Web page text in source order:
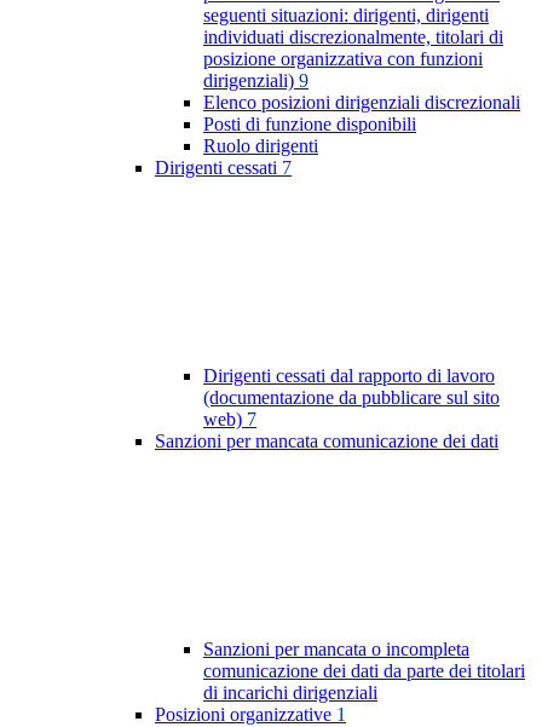
seguenti situazioni: dirigenti, dirigenti
individuati discrezionalmente, titolari di
posizione organizzativa con funzioni
dirigenziali) 9
Elenco posizioni dirigenziali discrezionali
Posti di funzione disponibili
Ruolo dirigenti
Dirigenti cessati 7
Dirigenti cessati dal rapporto di lavoro
(documentazione da pubblicare sul sito
web) 7
Sanzioni per mancata comunicazione dei dati
Sanzioni per mancata o incompleta
comunicazione dei dati da parte dei titolari
di incarichi dirigenziali
Posizioni organizzative 1